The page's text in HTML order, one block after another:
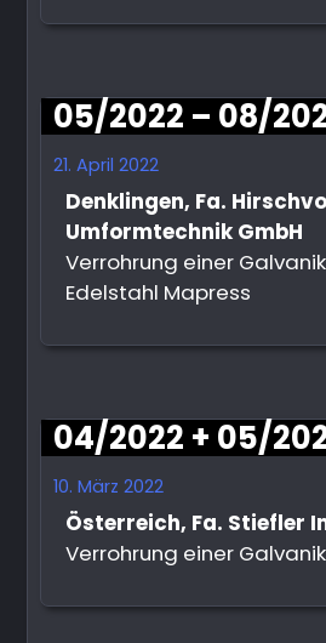
05/2022 – 08/
21. April 2022
Denklingen, Fa.
Umformtechnik GmbH
Verrohrung einer
Edelstahl Mapress
04/2022 + 05/
10. März 2022
Österreich, Fa. Stiefler
Verrohrung einer Galvanik